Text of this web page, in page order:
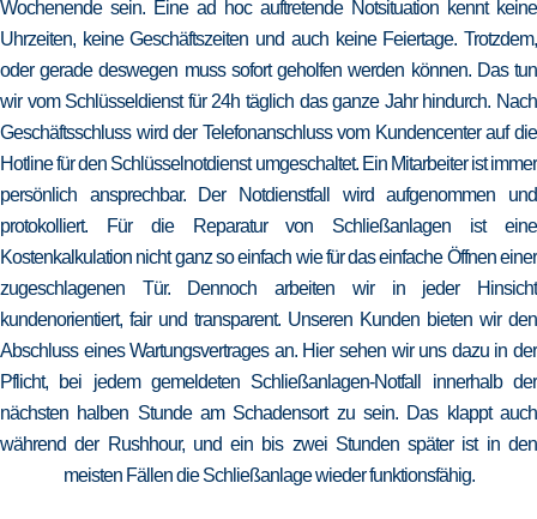
Wochenende sein. Eine ad hoc auftretende Notsituation kennt keine
Uhrzeiten, keine Geschäftszeiten und auch keine Feiertage. Trotzdem,
oder gerade deswegen muss sofort geholfen werden können. Das tun
wir vom Schlüsseldienst für 24h täglich das ganze Jahr hindurch. Nach
Geschäftsschluss wird der Telefonanschluss vom Kundencenter auf die
Hotline für den Schlüsselnotdienst umgeschaltet. Ein Mitarbeiter ist immer
persönlich ansprechbar. Der Notdienstfall wird aufgenommen und
protokolliert. Für die Reparatur von Schließanlagen ist eine
Kostenkalkulation nicht ganz so einfach wie für das einfache Öffnen einer
zugeschlagenen Tür. Dennoch arbeiten wir in jeder Hinsicht
kundenorientiert, fair und transparent. Unseren Kunden bieten wir den
Abschluss eines Wartungsvertrages an. Hier sehen wir uns dazu in der
Pflicht, bei jedem gemeldeten Schließanlagen-Notfall innerhalb der
nächsten halben Stunde am Schadensort zu sein. Das klappt auch
während der Rushhour, und ein bis zwei Stunden später ist in den
meisten Fällen die Schließanlage wieder funktionsfähig.